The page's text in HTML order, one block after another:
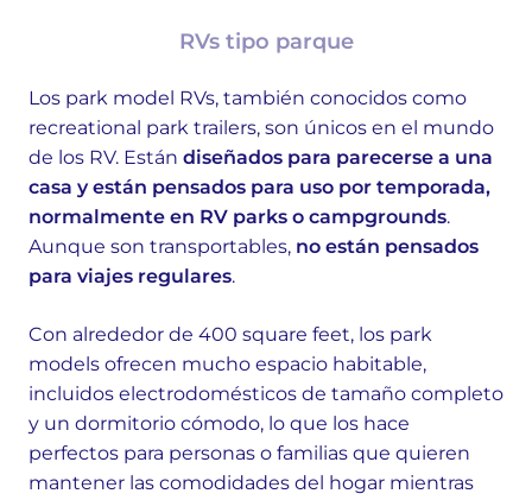
RVs tipo parque
Los park model RVs, también conocidos como
recreational park trailers, son únicos en el mundo
de los RV. Están diseñados para parecerse a una
casa y están pensados para uso por temporada,
normalmente en RV parks o campgrounds.
Aunque son transportables, no están pensados
para viajes regulares.
Con alrededor de 400 square feet, los park
models ofrecen mucho espacio habitable,
incluidos electrodomésticos de tamaño completo
y un dormitorio cómodo, lo que los hace
perfectos para personas o familias que quieren
mantener las comodidades del hogar mientras